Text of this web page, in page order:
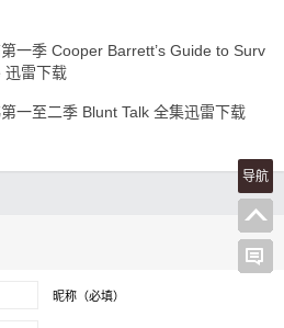
一季 Cooper Barrett’s Guide to Surv
迅雷下载
一至二季 Blunt Talk 全集迅雷下载
昵称（必填）
导航